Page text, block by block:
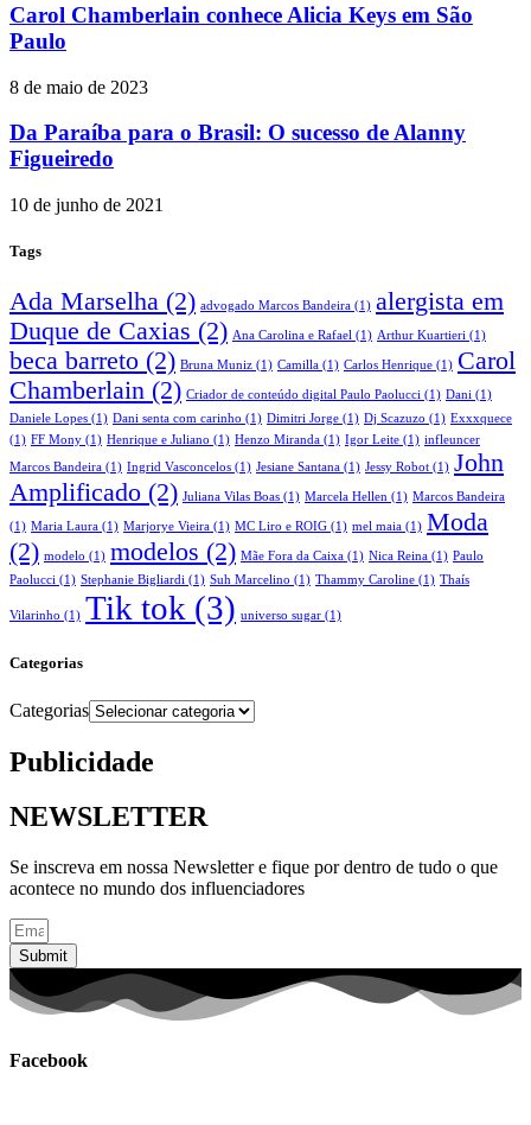
Carol Chamberlain conhece Alicia Keys em São
Paulo
8 de maio de 2023
Da Paraíba para o Brasil: O sucesso de Alanny
Figueiredo
10 de junho de 2021
Tags
Ada Marselha (2) advogado Marcos Bandeira (1) alergista em
Duque de Caxias (2) Ana Carolina e Rafael (1) Arthur Kuartieri (1)
beca barreto (2) Bruna Muniz (1) Camilla (1) Carlos Henrique (1) Carol
Chamberlain (2) Criador de conteúdo digital Paulo Paolucci (1) Dani (1)
Daniele Lopes (1) Dani senta com carinho (1) Dimitri Jorge (1) Dj Scazuzo (1) Exxxquece
(1) FF Mony (1) Henrique e Juliano (1) Henzo Miranda (1) Igor Leite (1) infleuncer
Marcos Bandeira (1) Ingrid Vasconcelos (1) Jesiane Santana (1) Jessy Robot (1) John
Amplificado (2) Juliana Vilas Boas (1) Marcela Hellen (1) Marcos Bandeira
(1) Maria Laura (1) Marjorye Vieira (1) MC Liro e ROIG (1) mel maia (1) Moda
(2) modelo (1) modelos (2) Mãe Fora da Caixa (1) Nica Reina (1) Paulo
Paolucci (1) Stephanie Bigliardi (1) Suh Marcelino (1) Thammy Caroline (1) Thaís
Vilarinho (1) Tik tok (3) universo sugar (1)
Categorias
Categorias
Publicidade
NEWSLETTER
Se inscreva em nossa Newsletter e fique por dentro de tudo o que
acontece no mundo dos influenciadores
Submit
Facebook